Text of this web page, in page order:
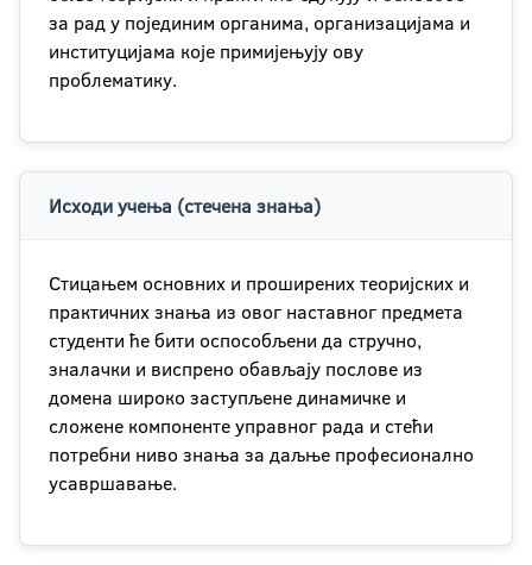
за рад у појединим органима, организацијама и
институцијама које примијењују ову
проблематику.
Исходи учења (стечена знања)
Стицањем основних и проширених теоријских и
практичних знања из овог наставног предмета
студенти ће бити оспособљени да стручно,
зналачки и виспрено обављају послове из
домена широко заступљене динамичке и
сложене компоненте управног рада и стећи
потребни ниво знања за даљње професионално
усавршавање.